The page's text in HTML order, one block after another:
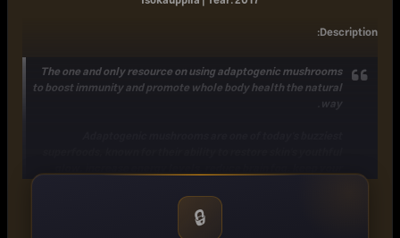
Description
:
The one and only resource on using adaptogenic mushrooms
to boost immunity and promote whole body health the natural
way.
, you'll learn about the ten most powerful
mushrooms you can add to your daily diet to maximize your
health gains. Though some of these mushrooms, like
🔒